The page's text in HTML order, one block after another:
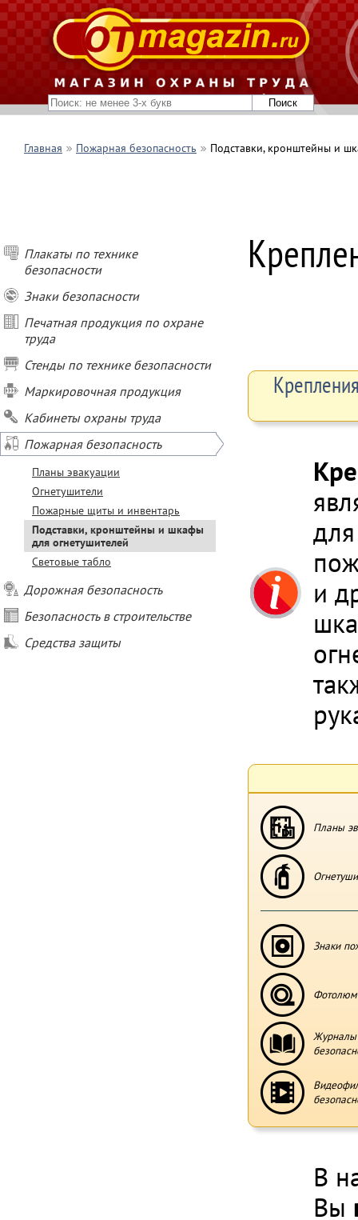
Главная Пожарная безопасность Подставки, кронштейны и
Плакаты по технике
безопасности
Знаки безопасности
Печатная продукция по охране
труда
Стенды по технике безопасности
Маркировочная продукция
Кабинеты охраны труда
Пожарная безопасность
Планы эвакуации
Огнетушители
Пожарные щиты и инвентарь
Подставки, кронштейны и шкафы
для огнетушителей
Световые табло
Дорожная безопасность
Безопасность в строительстве
Средства защиты
и
Планы
Знаки
Журналы
В
Вы